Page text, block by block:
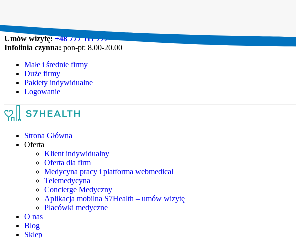
Umów wizytę:+48 777 111 777
Infolinia czynna: pon-pt: 8.00-20.00
Małe i średnie firmy
Duże firmy
Pakiety indywidualne
Logowanie
Strona Główna
Oferta
Klient indywidualny
Oferta dla firm
Medycyna pracy i platforma webmedical
Telemedycyna
Concierge Medyczny
Aplikacja mobilna S7Health – umów wizytę
Placówki medyczne
O nas
Blog
Sklep